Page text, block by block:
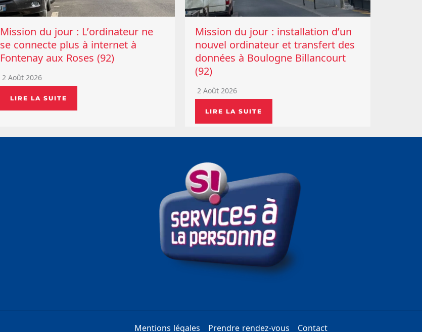
Mission du jour : L’ordinateur ne
se connecte plus à internet à
Fontenay aux Roses (92)
2 Août 2026
LIRE LA SUITE
Mission du jour : installation d’un
nouvel ordinateur et transfert des
données à Boulogne Billancourt
(92)
2 Août 2026
LIRE LA SUITE
Mentions légales Prendre rendez-vous Contact